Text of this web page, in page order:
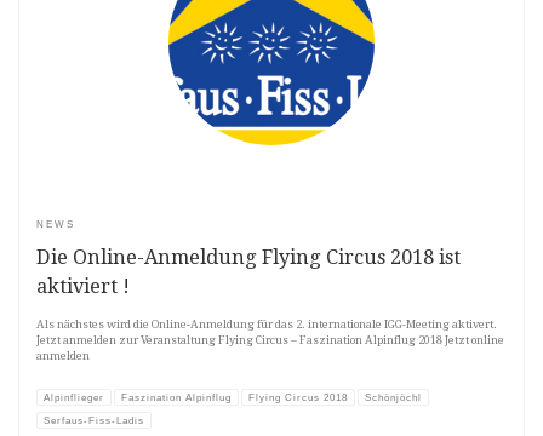
NEWS
Die Online-Anmeldung Flying Circus 2018 ist
aktiviert !
Als nächstes wird die Online-Anmeldung für das 2. internationale IGG-Meeting aktivert.
Jetzt anmelden zur Veranstaltung Flying Circus – Faszination Alpinflug 2018 Jetzt online
anmelden
Alpinflieger Faszination Alpinflug Flying Circus 2018 Schönjöchl
Serfaus-Fiss-Ladis